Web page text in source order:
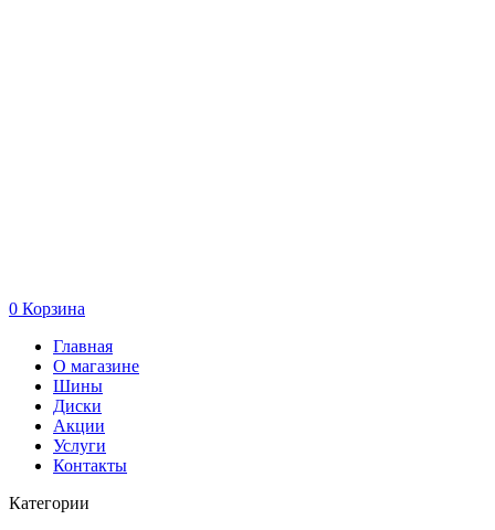
0 Корзина
Главная
О магазине
Шины
Диски
Акции
Услуги
Контакты
Категории